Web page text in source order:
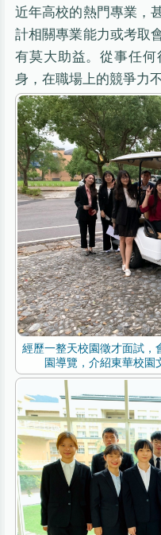
近年高校的熱門專業，
計相關專業能力或考取
有莫大助益。從事任
身，在職場上的競爭力
經歷一整天校園徵才面試，
園導覽，介紹東華校園